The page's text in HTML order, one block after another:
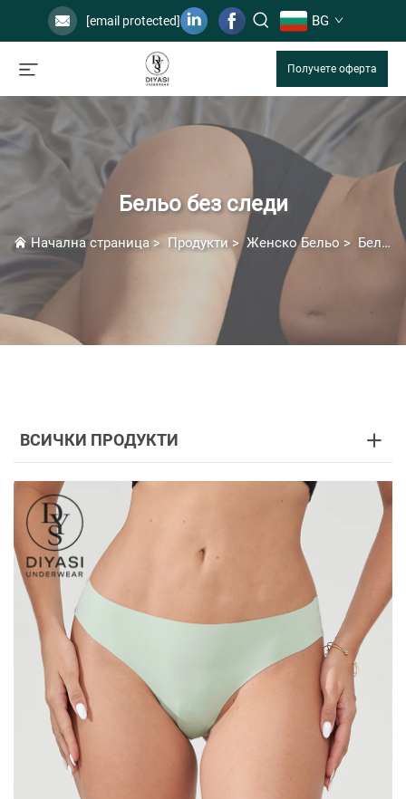
[email protected] BG
Получете оферта
Бельо без следи
Начална страница > Продукти >Женско Бельо > Бельо без следи
ВСИЧКИ ПРОДУКТИ